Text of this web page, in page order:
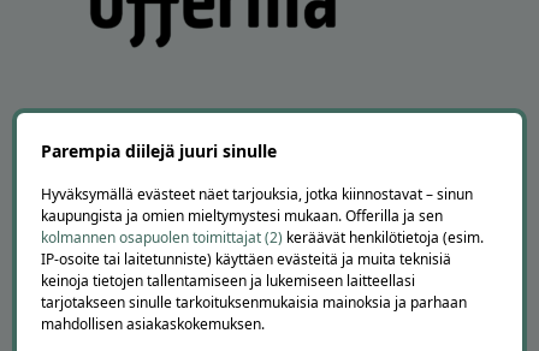
Peruuta tilaus
Asiakaspalvelu
Kuinka Offerilla toimii
Usein kysytyt kysymykset
Suosittele Offerillaa
Parempia diilejä juuri sinulle
Hyväksymällä evästeet näet tarjouksia, jotka kiinnostavat – sinun
kaupungista ja omien mieltymystesi mukaan. Offerilla ja sen
kolmannen osapuolen toimittajat (2) keräävät henkilötietoja (esim.
IP-osoite tai laitetunniste) käyttäen evästeitä ja muita teknisiä
keinoja tietojen tallentamiseen ja lukemiseen laitteellasi
tarjotakseen sinulle tarkoituksenmukaisia mainoksia ja parhaan
mahdollisen asiakaskokemuksen.